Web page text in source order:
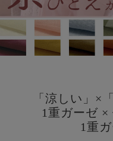
「涼しい」×
1重ガーゼ
1重